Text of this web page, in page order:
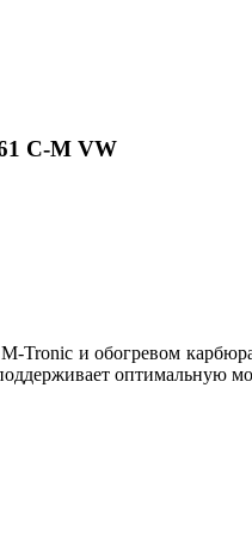
C-M VW
Tronic и обогревом
оптимальную